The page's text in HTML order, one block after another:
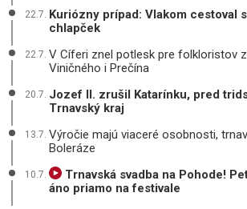
22.7. Kuriózny prípad: Vlakom cestoval
chlapček
22.7. V Cíferi znel potlesk pre folkloristov
Viničného i Prečína
20.7. Jozef II. zrušil Katarínku, pred
Trnavský kraj
13.7. Výročie majú viaceré osobnosti,
Boleráze
10.7.
Trnavská svadba na Pohode!
áno priamo na festivale